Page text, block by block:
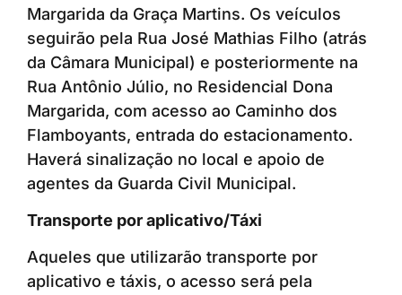
Margarida da Graça Martins. Os veículos
seguirão pela Rua José Mathias Filho (atrás
da Câmara Municipal) e posteriormente na
Rua Antônio Júlio, no Residencial Dona
Margarida, com acesso ao Caminho dos
Flamboyants, entrada do estacionamento.
Haverá sinalização no local e apoio de
agentes da Guarda Civil Municipal.
Transporte por aplicativo/Táxi
Aqueles que utilizarão transporte por
aplicativo e táxis, o acesso será pela